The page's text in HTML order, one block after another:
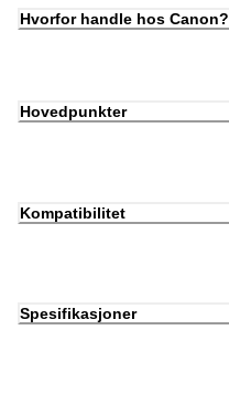
Hvorfor handle hos Canon?
Hovedpunkter
Kompatibilitet
Spesifikasjoner